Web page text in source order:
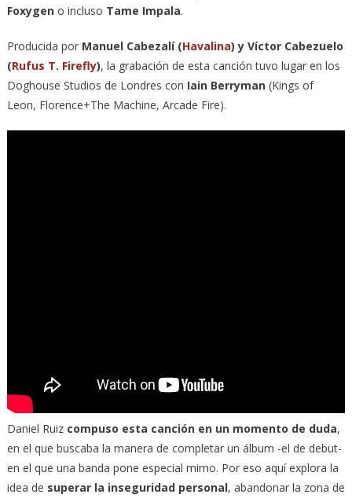
Foxygen o incluso Tame Impala.
Producida por Manuel Cabezalí (Havalina) y Víctor Cabezuelo
(Rufus T. Firefly), la grabación de esta canción tuvo lugar en los
Doghouse Studios de Londres con Iain Berryman(Kings of
Leon, Florence+The Machine, Arcade Fire).
Daniel Ruiz compuso esta canción en un momento de duda,
en el que buscaba la manera de completar un álbum -el de debut-
en el que una banda pone especial mimo. Por eso aquí explora la
idea de superar la inseguridad personal, abandonar la zona de